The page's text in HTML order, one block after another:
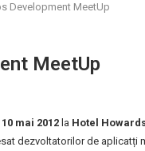
Development MeetUp
MeetUp
10 mai 2012 la Hotel
dezvoltatorilor de aplicatți